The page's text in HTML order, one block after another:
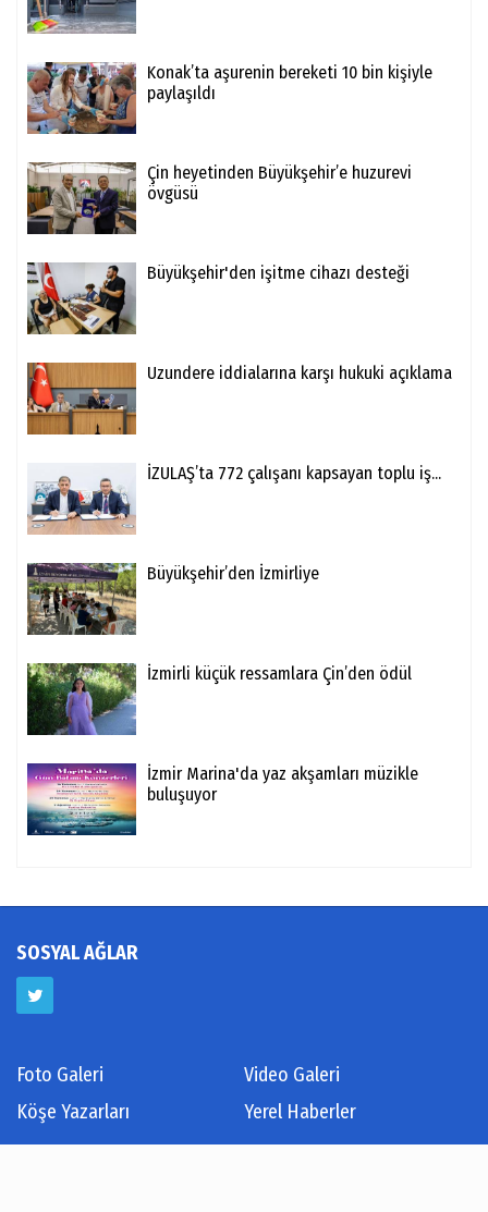
Konak’ta aşurenin bereketi 10 bin kişiyle
paylaşıldı
Çin heyetinden Büyükşehir’e huzurevi
övgüsü
Büyükşehir'den işitme cihazı desteği
Uzundere iddialarına karşı hukuki açıklama
İZULAŞ’ta 772 çalışanı kapsayan toplu iş...
Büyükşehir’den İzmirliye
İzmirli küçük ressamlara Çin’den ödül
İzmir Marina'da yaz akşamları müzikle
buluşuyor
SOSYAL AĞLAR
Foto Galeri
Video Galeri
Köşe Yazarları
Yerel Haberler